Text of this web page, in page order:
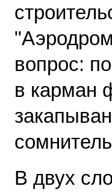
вопрос:
в карман
В двух